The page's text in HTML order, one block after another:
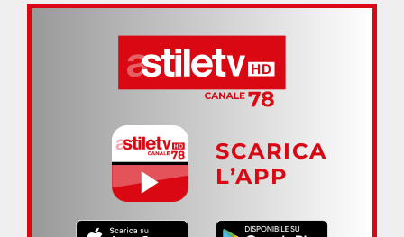
SCARICA
L’APP